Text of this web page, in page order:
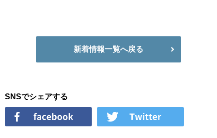
新着情報一覧へ戻る
SNSでシェアする